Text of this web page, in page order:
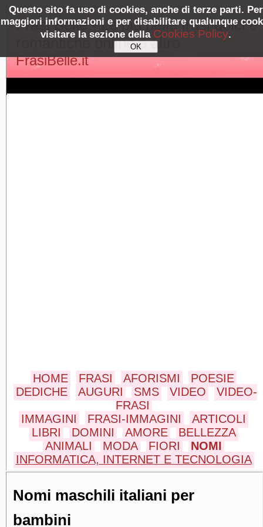
Questo sito fa uso di cookies, anche di terze parti. Per
maggiori informazioni e per disabilitare qualunque
visitare la sezione della Cookies Policy.
Frasi Belle - Le più belle frasi dolci e
romantiche online e altro
FrasiBelle.it
HOME FRASI AFORISMI
POESIE
DEDICHE
AUGURI SMS VIDEO
VIDEO-
FRASI
IMMAGINI
FRASI-IMMAGINI
ARTICOLI
LIBRI
DOMINI AMORE
BELLEZZA
ANIMALI
MODA FIORI
NOMI
INFORMATICA, INTERNET E TECNOLOGIA
Nomi maschili italiani per
bambini